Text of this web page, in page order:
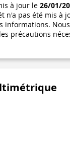
à jour le 26/01/
n'a pas été mis
informations.
précautions